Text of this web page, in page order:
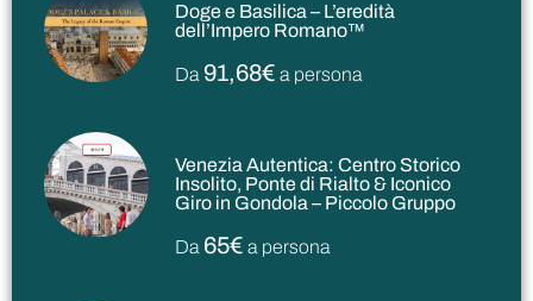
Doge e Basilica – L’eredità
dell’Impero Romano™
Da 91,68€ a persona
Venezia Autentica: Centro Storico
Insolito, Ponte di Rialto & Iconico
Giro in Gondola – Piccolo Gruppo
Da 65€ a persona